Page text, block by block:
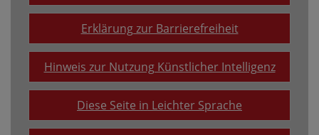
Erklärung zur Barrierefreiheit
Hinweis zur Nutzung Künstlicher Intelligenz
Diese Seite in Leichter Sprache